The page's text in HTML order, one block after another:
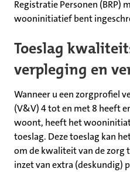
Registratie Personen (BRP)
wooninitiatief bent
Toeslag
verpleging en
Wanneer u een zorgprofiel
(V&V) 4 tot en met 8 heeft
woont, heeft het
toeslag. Deze toeslag kan
om de kwaliteit van de zorg
inzet van extra (deskundig)